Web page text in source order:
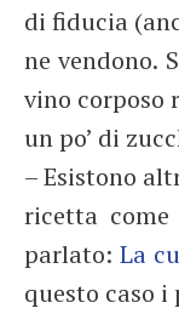
di fiducia
ne vendono.
vino corposo
un po’ di
– Esistono
ricetta
parlato:La
questo caso